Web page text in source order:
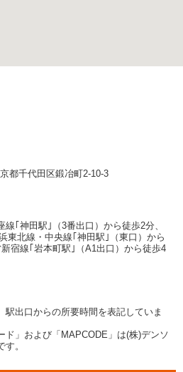
都千代田区鍛冶町2-10-3
線｢神田駅｣（3番出口）から徒歩2分、
東北線・中央線｢神田駅｣（東口）から
宿線｢岩本町駅｣（A1出口）から徒歩4
駅出口からの所要時間を表記していま
ド」および「MAPCODE」は(株)デンソ
。